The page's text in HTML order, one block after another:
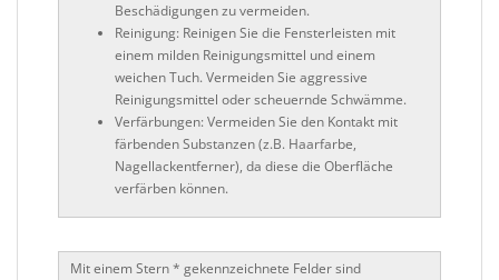
Beschädigungen zu vermeiden.
Reinigung: Reinigen Sie die Fensterleisten mit
einem milden Reinigungsmittel und einem
weichen Tuch. Vermeiden Sie aggressive
Reinigungsmittel oder scheuernde Schwämme.
Verfärbungen: Vermeiden Sie den Kontakt mit
färbenden Substanzen (z.B. Haarfarbe,
Nagellackentferner), da diese die Oberfläche
verfärben können.
Mit einem Stern* gekennzeichnete Felder sind